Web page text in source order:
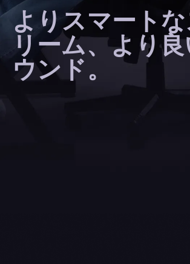
よりスマートな
リーム、より
ウンド。